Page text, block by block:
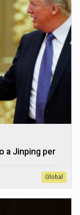
a Jinping per
Global